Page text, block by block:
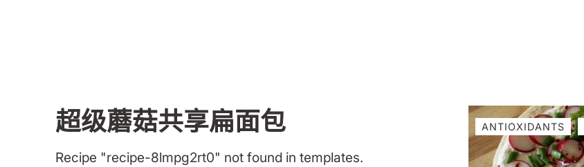
ANTIOXIDANTS
超级蘑菇共享扁面包
Recipe "recipe-8lmpg2rt0" not found in templates.